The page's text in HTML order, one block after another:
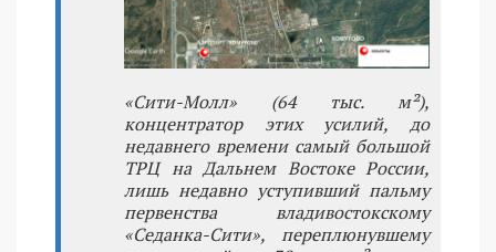
«Сити-Молл» (64 тыс. м²),
концентратор этих усилий, до
недавнего времени самый большой
ТРЦ на Дальнем Востоке России,
лишь недавно уступивший пальму
первенства владивостокскому
«Седанка-Сити», переплюнувшему